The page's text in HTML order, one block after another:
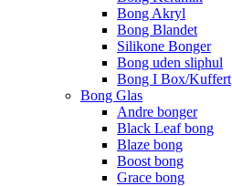
Bong Akryl
Bong Blandet
Silikone Bonger
Bong uden sliphul
Bong I Box/Kuffert
Bong Glas
Andre bonger
Black Leaf bong
Blaze bong
Boost bong
Grace bong